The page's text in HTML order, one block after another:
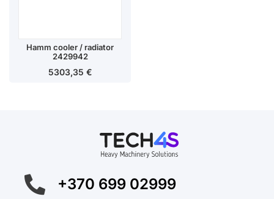
Hamm cooler / radiator
2429942
5303,35 €
+370 699 02999